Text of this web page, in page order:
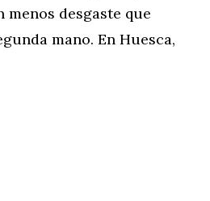
menos desgaste que
mano. En Huesca,